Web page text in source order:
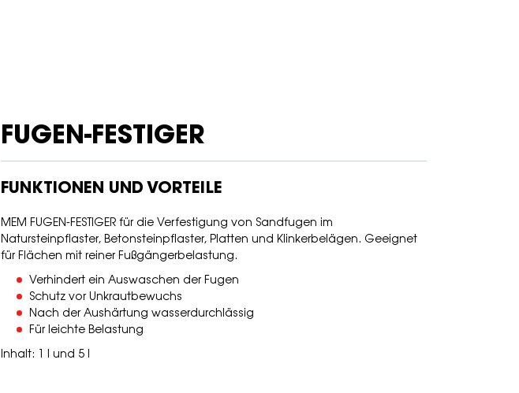
FUGEN-FESTIGER
FUNKTIONEN UND VORTEILE
MEM FUGEN-FESTIGER für die Verfestigung von Sandfugen im
Natursteinpflaster, Betonsteinpflaster, Platten und Klinkerbelägen. Geeignet
für Flächen mit reiner Fußgängerbelastung.
Verhindert ein Auswaschen der Fugen
Schutz vor Unkrautbewuchs
Nach der Aushärtung wasserdurchlässig
Für leichte Belastung
Inhalt: 1 l und 5 l